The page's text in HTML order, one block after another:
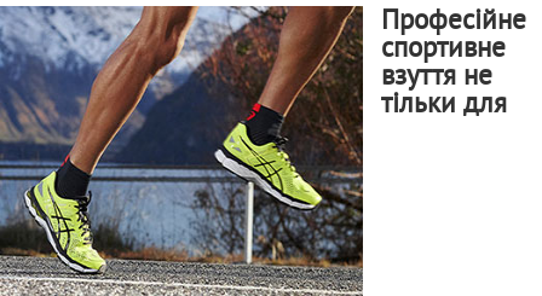
Професійне
спортивне
взуття не
тільки для